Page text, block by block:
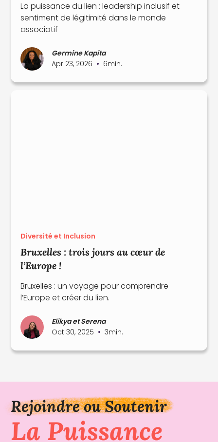
La puissance du lien : leadership inclusif et
sentiment de légitimité dans le monde
associatif
Germine Kapita
Apr 23, 2026 • 6min.
Diversité et Inclusion
Bruxelles : trois jours au cœur de
l’Europe !
Bruxelles : un voyage pour comprendre
l’Europe et créer du lien.
Elikya et Serena
Oct 30, 2025 • 3min.
Rejoindre ou Soutenir
La Puissance